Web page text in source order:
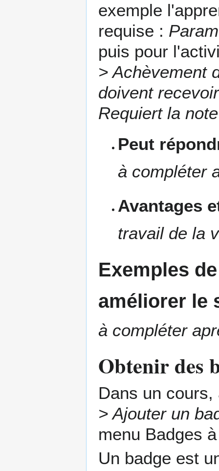
exemple
requise :
puis pour
> Achèvement
doivent
Requiert la
Peut
à compléter
Avantages
travail de la
Exemples
améliorer le
à compléter
Obtenir des
Dans un
> Ajouter un
menu Badges
Un badge est